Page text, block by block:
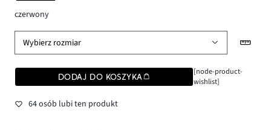
czerwony
Wybierz rozmiar
DODAJ DO KOSZYKA
[node-product-
wishlist]
64 osób lubi ten produkt